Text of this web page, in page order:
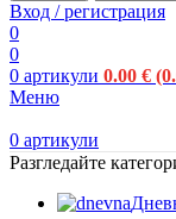
Вход / регистрация
0
0
0 артикули 0.00 €
Меню
0 артикули
Разгледайте